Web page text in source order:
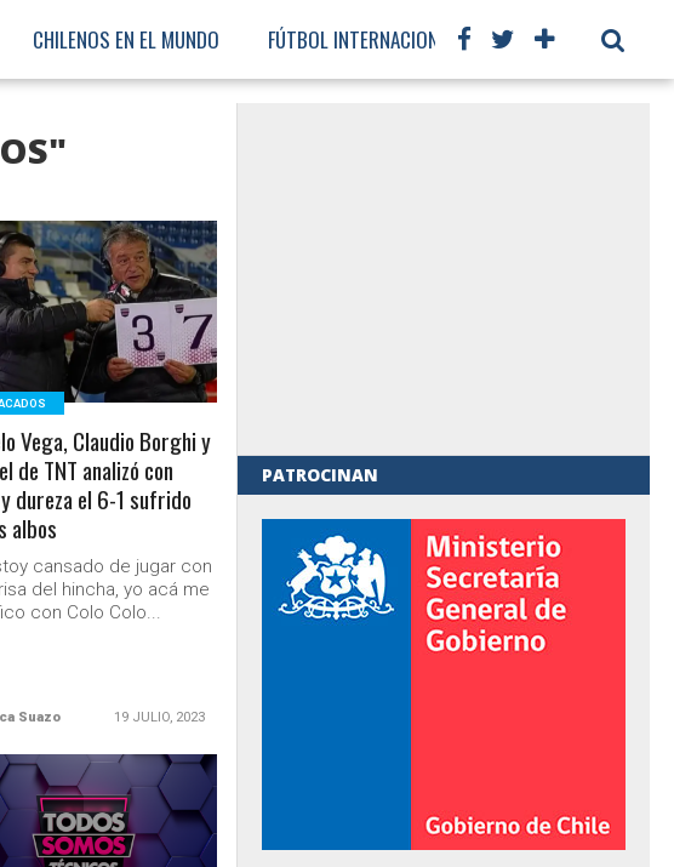
CHILENOS EN EL MUNDO FÚTBOL INTERNACIONAL
LEER MÁS
Vega, Claudio Borghi y
de TNT analizó con
dureza el 6-1 sufrido
albos
cansado de jugar con
del hincha, yo acá me
con Colo Colo...
Suazo 19 JULIO, 2023
LEER MÁS
PATROCINAN
General de Gobierno